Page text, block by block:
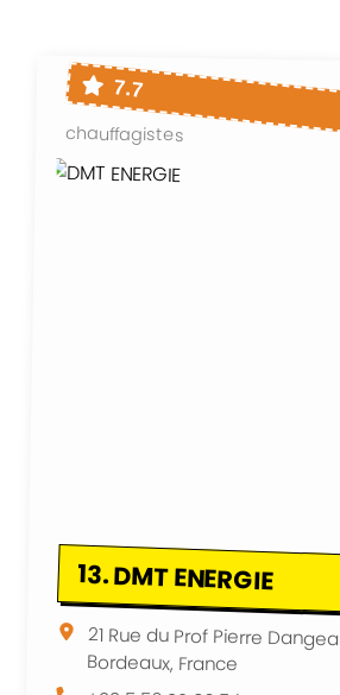
7.7
chauffagistes
13.DMT ENERGIE
21 Rue du Prof Pierre
Bordeaux, France